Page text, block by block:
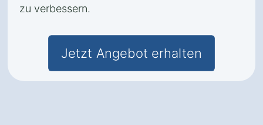
zu verbessern.
Jetzt Angebot erhalten